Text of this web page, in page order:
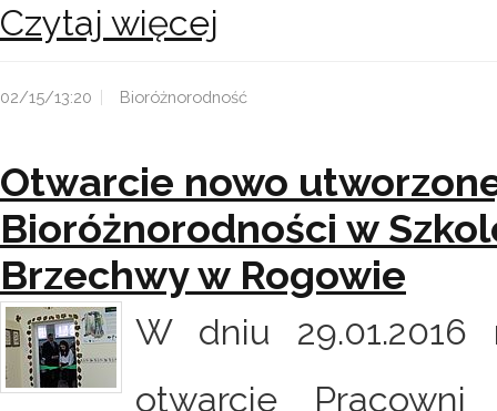
Czytaj więcej
02/15/13:20 Bioróżnorodność
Otwarcie nowo
Bioróżnorodności w
Brzechwy w Rogowie
W dniu 29.01.2016
otwarcie Pracowni